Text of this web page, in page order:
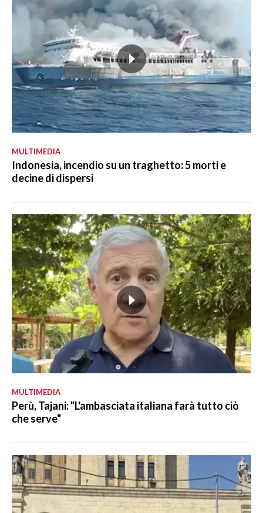
MULTIMEDIA
Indonesia, incendio su un traghetto: 5 morti e
decine di dispersi
MULTIMEDIA
Perù, Tajani: "L'ambasciata italiana farà tutto ciò
che serve"